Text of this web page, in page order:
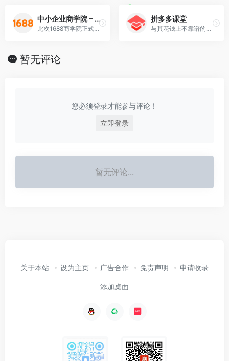
中小企业商学院 – 1688商学院
此次1688商学院正式更名为中小企业商学院，这代表着原来基于1688网站的电商基操培训模式将会升级，中小企业商学院将在电商基操培训上进行培训内容的扩展、围绕电商人才培训、企业管……
拼多多课堂
与其花钱上不靠谱的培训机构，不如去看看拼多多官方课程~
暂无评论
您必须登录才能参与评论！
立即登录
暂无评论...
关于本站 设为主页 广告合作 免责声明 申请收录
添加桌面